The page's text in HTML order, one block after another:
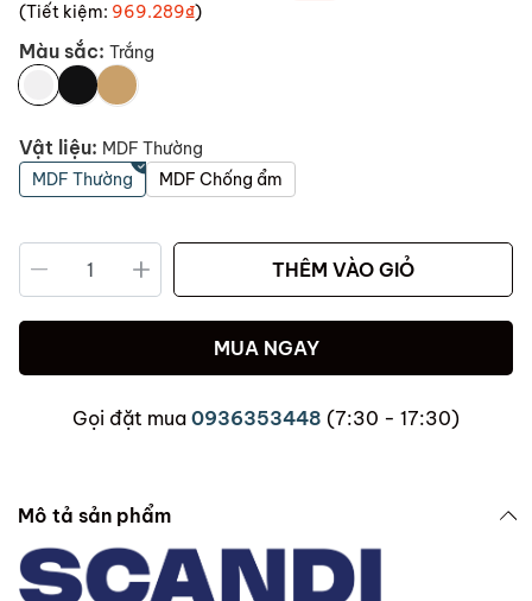
(Tiết kiệm: 969.289₫)
Màu sắc: Trắng
Vật liệu: MDF Thường
MDF Thường
MDF Chống ẩm
THÊM VÀO GIỎ
MUA NGAY
Gọi đặt mua 0936353448 (7:30 - 17:30)
Mô tả sản phẩm